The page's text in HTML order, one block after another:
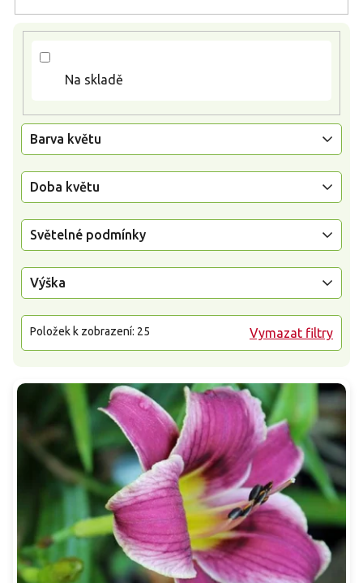
Na skladě
Barva květu
Doba květu
Světelné podmínky
Výška
Vymazat filtry
Položek k zobrazení: 25
u